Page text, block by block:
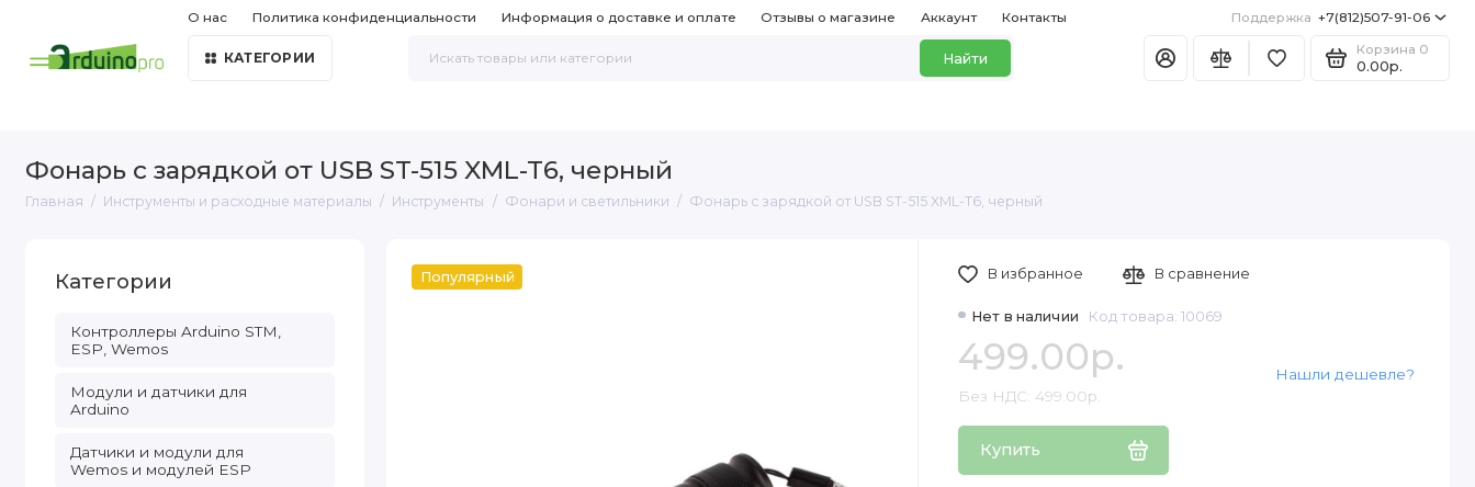
О нас Политика конфиденциальности Информация о доставке и оплате Отзывы о магазине Аккаунт Контакты Поддержка +7(812)507-91-06
КАТЕГОРИИ Найти
Корзина 0
0.00р.
Фонарь с зарядкой от USB ST-515 XML-T6, черный
Главная Инструменты и расходные материалы Инструменты Фонари и светильники Фонарь с зарядкой от USB ST-515 XML-T6, черный
Категории
Контроллеры Arduino STM,
ESP, Wemos
Модули и датчики для
Arduino
Датчики и модули для
Wemos и модулей ESP
Популярный
Нет в наличии Код товара: 10069
499.00р.
Без НДС: 499.00р.
Купить
Нашли дешевле?
В избранное В сравнение